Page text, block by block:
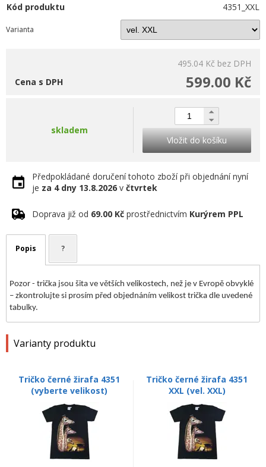
Kód produktu
4351_XXL
Varianta
495.04 Kč bez DPH
599.00 Kč
Cena s DPH
skladem
Vložit do košíku
Předpokládané doručení tohoto zboží při objednání nyní
je za 4 dny 13.8.2026 v čtvrtek
Doprava již od 69.00 Kč prostřednictvím Kurýrem PPL
Popis ?
Pozor - trička jsou šita ve větších velikostech, než je v Evropě obvyklé
– zkontrolujte si prosím před objednáním velikost trička dle uvedené
tabulky.
Varianty produktu
Tričko černé žirafa 4351
(vyberte velikost)
Tričko černé žirafa 4351
XXL (vel. XXL)